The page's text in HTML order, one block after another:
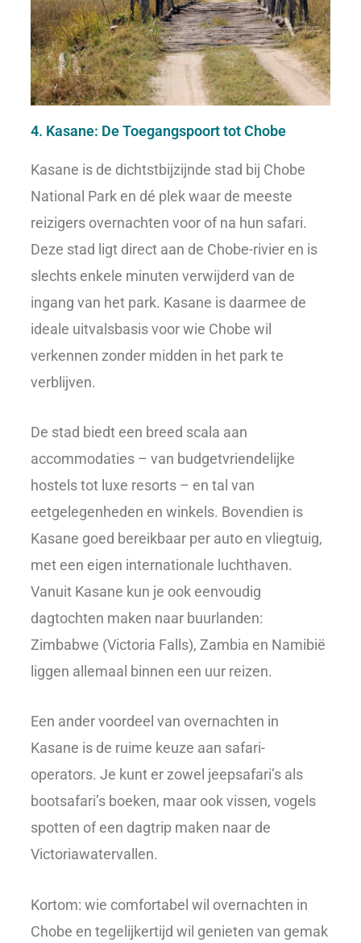
4. Kasane: De Toegangspoort tot Chobe
Kasane is de dichtstbijzijnde stad bij Chobe
National Park en dé plek waar de meeste
reizigers overnachten voor of na hun safari.
Deze stad ligt direct aan de Chobe-rivier en is
slechts enkele minuten verwijderd van de
ingang van het park. Kasane is daarmee de
ideale uitvalsbasis voor wie Chobe wil
verkennen zonder midden in het park te
verblijven.
De stad biedt een breed scala aan
accommodaties – van budgetvriendelijke
hostels tot luxe resorts – en tal van
eetgelegenheden en winkels. Bovendien is
Kasane goed bereikbaar per auto en vliegtuig,
met een eigen internationale luchthaven.
Vanuit Kasane kun je ook eenvoudig
dagtochten maken naar buurlanden:
Zimbabwe (Victoria Falls), Zambia en Namibië
liggen allemaal binnen een uur reizen.
Een ander voordeel van overnachten in
Kasane is de ruime keuze aan safari-
operators. Je kunt er zowel jeepsafari’s als
bootsafari’s boeken, maar ook vissen, vogels
spotten of een dagtrip maken naar de
Victoriawatervallen.
Kortom: wie comfortabel wil overnachten in
Chobe en tegelijkertijd wil genieten van gemak